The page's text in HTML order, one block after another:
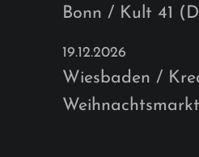
Bonn / Kult 41
19.12.2026
Wiesbaden /